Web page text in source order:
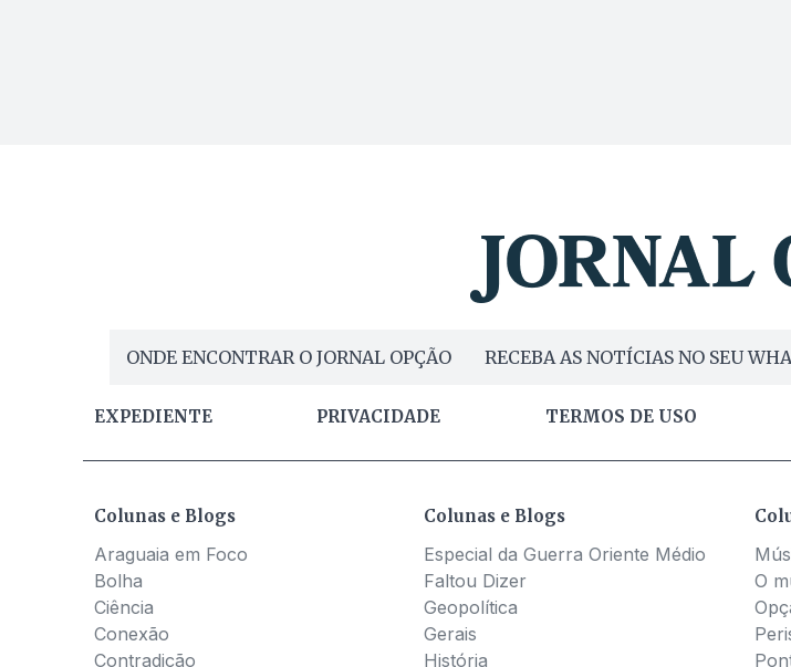
ONDE ENCONTRAR O JORNAL OPÇÃO RECEBA AS NOTÍCIAS NO SEU
EXPEDIENTE PRIVACIDADE TERMOS DE USO
Colunas e Blogs
Araguaia em Foco
Bolha
Ciência
Conexão
Contradição
Colunas e Blogs
Especial da Guerra Oriente Médio
Faltou Dizer
Geopolítica
Gerais
História
O